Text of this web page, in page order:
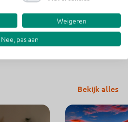
aan te gaan?
je nu aan
Bekijk alles
Weigeren
Nee, pas aan